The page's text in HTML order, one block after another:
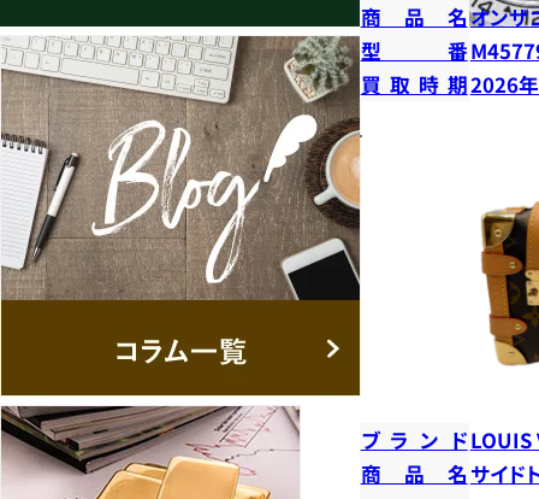
商品名オンザ
型番
買取時期2026
ブランドLOUIS
商品名 サイド